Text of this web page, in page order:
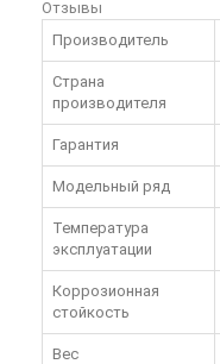
Отзывы
Производитель
Страна
производителя
Гарантия
Модельный ряд
Температура
эксплуатации
Коррозионная
стойкость
Вес